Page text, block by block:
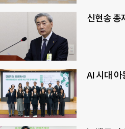
신현송 총
AI 시대